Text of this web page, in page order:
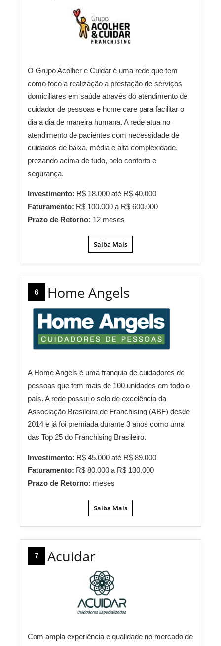
O Grupo Acolher e Cuidar é uma rede que tem
como foco a realização a prestação de serviços
domiciliares em saúde através do atendimento de
cuidador de pessoas e home care para facilitar o
dia a dia de maneira humana. A rede atua no
atendimento de pacientes com necessidade de
cuidados de baixa, média e alta complexidade,
prezando acima de tudo, pelo conforto e
segurança.
Investimento: R$ 18.000 até R$ 40.000
Faturamento: R$ 100.000 a R$ 600.000
Prazo de Retorno: 12 meses
Saiba Mais
6 Home Angels
A Home Angels é uma franquia de cuidadores de
pessoas que tem mais de 100 unidades em todo o
país. A rede possui o selo de excelência da
Associação Brasileira de Franchising (ABF) desde
2014 e já foi premiada durante 3 anos como uma
das Top 25 do Franchising Brasileiro.
Investimento: R$ 45.000 até R$ 89.000
Faturamento: R$ 80.000 a R$ 130.000
Prazo de Retorno: meses
Saiba Mais
7 Acuidar
Com ampla experiência e qualidade no mercado de